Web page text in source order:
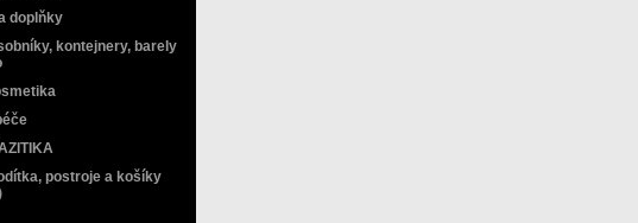
doplňky
kontejnery, barely
postroje a košíky